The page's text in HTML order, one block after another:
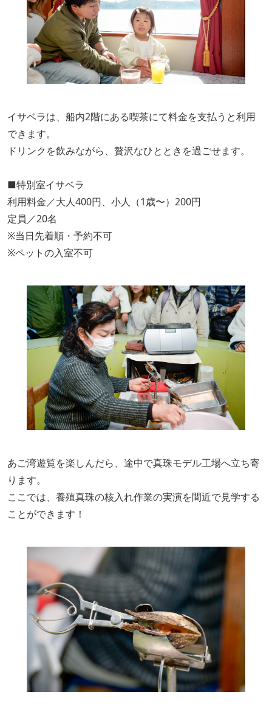
イサベラは、船内2階にある喫茶にて料金を支払うと利用
できます。
ドリンクを飲みながら、贅沢なひとときを過ごせます。
■特別室イサベラ
利用料金／大人400円、小人（1歳〜）200円
定員／20名
※当日先着順・予約不可
※ペットの入室不可
あご湾遊覧を楽しんだら、途中で真珠モデル工場へ立ち寄
ります。
ここでは、養殖真珠の核入れ作業の実演を間近で見学する
ことができます！